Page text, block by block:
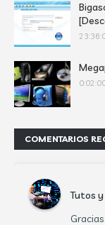
COMENTARIOS
Tutos